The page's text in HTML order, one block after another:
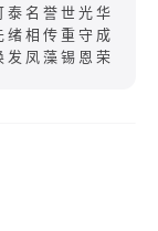
泰名誉世光华
绪相传重守成
发凤藻锡恩荣